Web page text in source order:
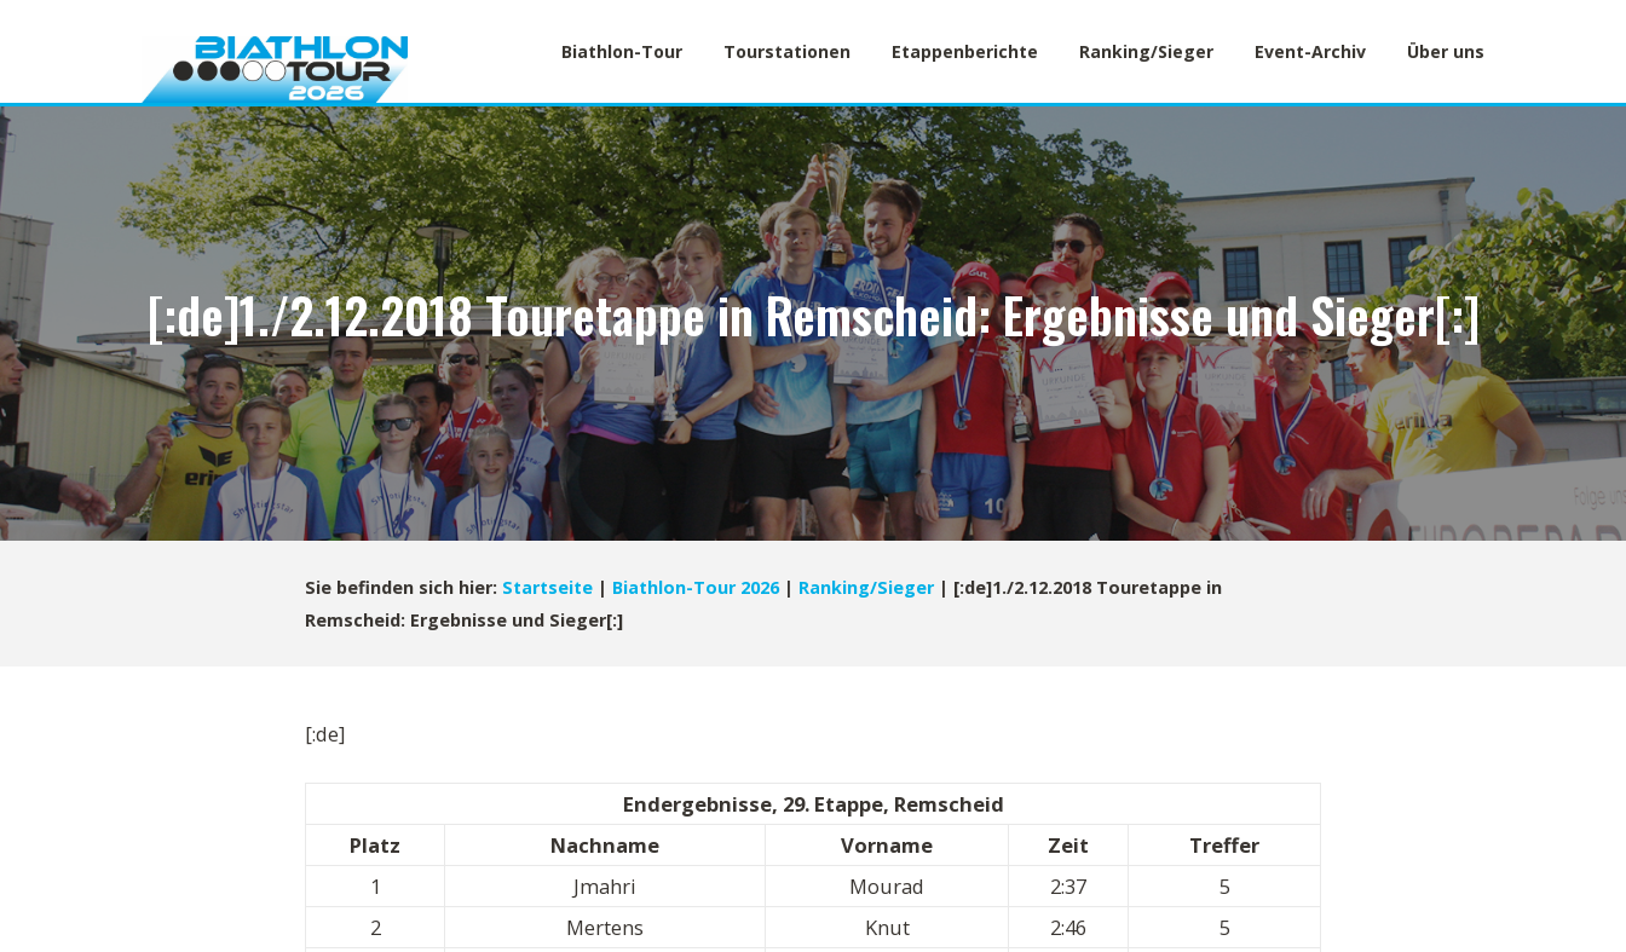
Biathlon-Tour Tourstationen Etappenberichte Ranking/Sieger Event-Archiv Über uns
[:de]1./2.12.2018 Touretappe in Remscheid: Ergebnisse und Sieger[:]
Sie befinden sich hier: Startseite | Biathlon-Tour 2026| Ranking/Sieger| [:de]1./2.12.2018 Touretappe in
Remscheid: Ergebnisse und Sieger[:]
[:de]
Endergebnisse, 29. Etappe, Remscheid
Platz
Nachname Vorname Zeit
Treffer
1
Jmahri Mourad 2:37
5
2
Mertens Knut 2:46
5